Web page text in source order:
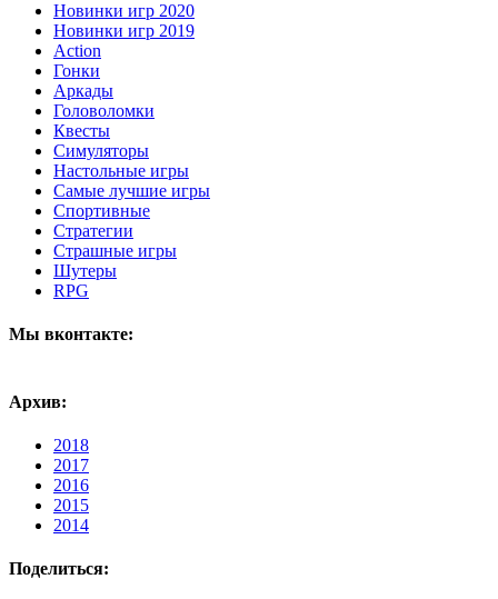
Новинки игр 2020
Новинки игр 2019
Action
Гонки
Аркады
Головоломки
Квесты
Симуляторы
Настольные игры
Самые лучшие игры
Спортивные
Стратегии
Страшные игры
Шутеры
RPG
Мы вконтакте:
Архив:
2018
2017
2016
2015
2014
Поделиться: